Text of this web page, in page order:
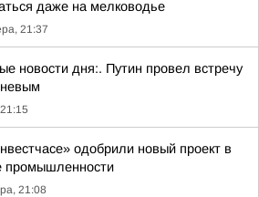
даже на мелководье
21:37
новости дня:. Путин провел встречу
одобрили новый проект в
промышленности
21:08